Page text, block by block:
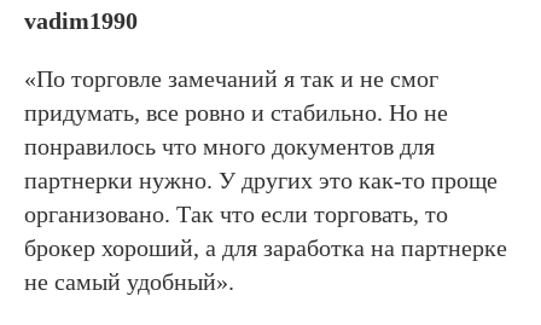
vadim1990
«По торговле замечаний я так и не смог
придумать, все ровно и стабильно. Но не
понравилось что много документов для
партнерки нужно. У других это как-то проще
организовано. Так что если торговать, то
брокер хороший, а для заработка на партнерке
не самый удобный».